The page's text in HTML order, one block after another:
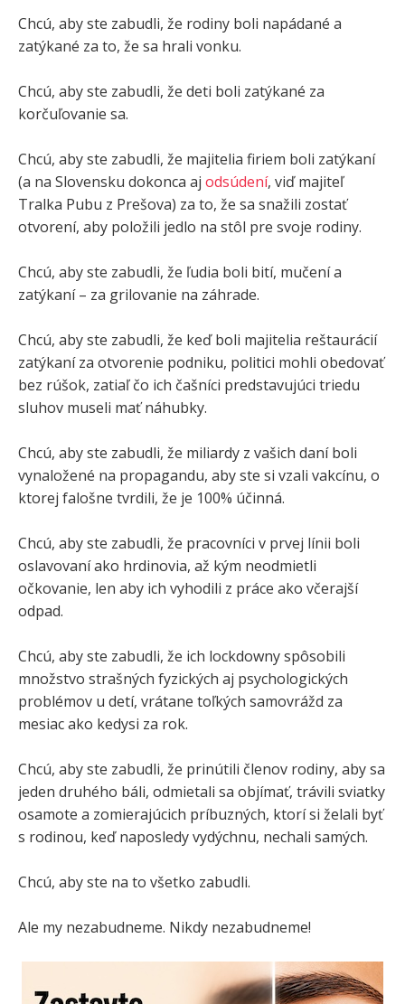
Chcú, aby ste zabudli, že rodiny boli napádané a
zatýkané za to, že sa hrali vonku.
Chcú, aby ste zabudli, že deti boli zatýkané za
korčuľovanie sa.
Chcú, aby ste zabudli, že majitelia firiem boli zatýkaní
(a na Slovensku dokonca aj odsúdení, viď majiteľ
Tralka Pubu z Prešova) za to, že sa snažili zostať
otvorení, aby položili jedlo na stôl pre svoje rodiny.
Chcú, aby ste zabudli, že ľudia boli bití, mučení a
zatýkaní – za grilovanie na záhrade.
Chcú, aby ste zabudli, že keď boli majitelia reštaurácií
zatýkaní za otvorenie podniku, politici mohli obedovať
bez rúšok, zatiaľ čo ich čašníci predstavujúci triedu
sluhov museli mať náhubky.
Chcú, aby ste zabudli, že miliardy z vašich daní boli
vynaložené na propagandu, aby ste si vzali vakcínu, o
ktorej falošne tvrdili, že je 100% účinná.
Chcú, aby ste zabudli, že pracovníci v prvej línii boli
oslavovaní ako hrdinovia, až kým neodmietli
očkovanie, len aby ich vyhodili z práce ako včerajší
odpad.
Chcú, aby ste zabudli, že ich lockdowny spôsobili
množstvo strašných fyzických aj psychologických
problémov u detí, vrátane toľkých samovrážd za
mesiac ako kedysi za rok.
Chcú, aby ste zabudli, že prinútili členov rodiny, aby sa
jeden druhého báli, odmietali sa objímať, trávili sviatky
osamote a zomierajúcich príbuzných, ktorí si želali byť
s rodinou, keď naposledy vydýchnu, nechali samých.
Chcú, aby ste na to všetko zabudli.
Ale my nezabudneme. Nikdy nezabudneme!